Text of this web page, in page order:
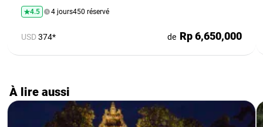
4.5 4 jours450 réservé
USD374* de Rp 6,650,000
À lire aussi